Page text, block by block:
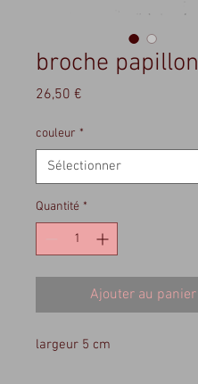
broche papillon
26,50 €
couleur *
Quantité *
Ajouter au panier
largeur 5 cm